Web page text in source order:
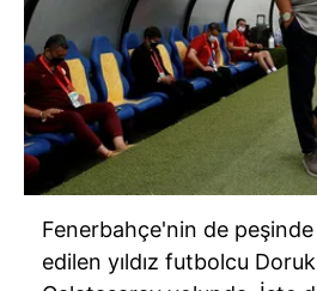
Fenerbahçe'nin de
edilen yıldız futbolcu